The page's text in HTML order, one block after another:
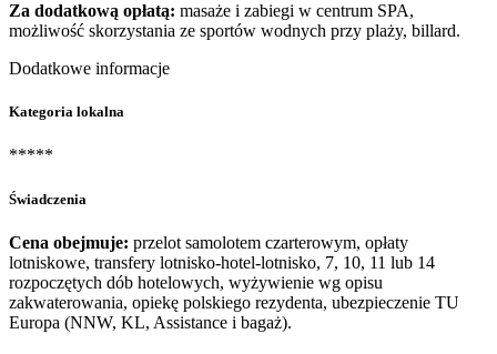
Za dodatkową opłatą: masaże i zabiegi w centrum SPA,
możliwość skorzystania ze sportów wodnych przy plaży, billard.
Dodatkowe informacje
Kategoria lokalna
*****
Świadczenia
Cena obejmuje: przelot samolotem czarterowym, opłaty
lotniskowe, transfery lotnisko-hotel-lotnisko, 7, 10, 11 lub 14
rozpoczętych dób hotelowych, wyżywienie wg opisu
zakwaterowania, opiekę polskiego rezydenta, ubezpieczenie TU
Europa (NNW, KL, Assistance i bagaż).